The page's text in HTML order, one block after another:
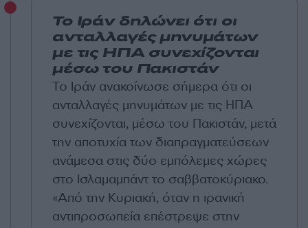
Το Ιράν δηλώνει ότι οι
ανταλλαγές μηνυμάτων
με τις ΗΠΑ συνεχίζονται
μέσω του Πακιστάν
Το Ιράν ανακοίνωσε σήμερα ότι οι
ανταλλαγές μηνυμάτων με τις ΗΠΑ
συνεχίζονται, μέσω του Πακιστάν, μετά
την αποτυχία των διαπραγματεύσεων
ανάμεσα στις δύο εμπόλεμες χώρες
στο Ισλαμαμπάντ το σαββατοκύριακο.
«Από την Κυριακή, όταν η ιρανική
αντιπροσωπεία επέστρεψε στην